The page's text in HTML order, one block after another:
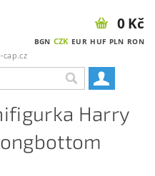
cap.cz
BGN CZK EUR HUF PLN RON
0 Kč
Harry